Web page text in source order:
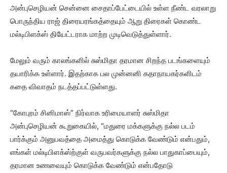
அன்புசெழியன் சென்னை சைதாப்பேட்டையில் உள்ள நீண்ட வரலாறு
பொருந்திய ராஜ் திரையரங்கத்தையும் ஆறு திரைகள் கொண்ட
மல்டிபிளக்ஸ் தியேட்டராக மாற்ற முடிவெடுத்துள்ளார்.
மேலும் வரும் காலங்களில் சுஸ்மிதா தரமான சிறந்த படங்களையும்
தயாரிக்க உள்ளார். இதற்காக பல முன்னனி கதாநாயகர்களிடம்
கதை விவாதம் நடத்தப்பட்டுள்ளது.
“கோபுரம் சினிமாஸ்” நிர்வாக உரிமையாளர் சுஸ்மிதா
அன்புசெழியன் கூறுகையில், “மதுரை மக்களுக்கு நல்ல படம்
பார்க்கும் அனுபவத்தை அமைத்து கொடுக்க வேண்டும் என்பதும்,
எங்கள் மல்டிபிளக்ஸ்ற்குள் வருபவர்களுக்கு நல்ல பாதுகாப்பையும்,
தரமான உணவையும் கொடுக்க வேண்டும் என்பதோடு